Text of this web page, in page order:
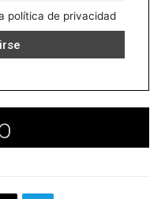
política de privacidad